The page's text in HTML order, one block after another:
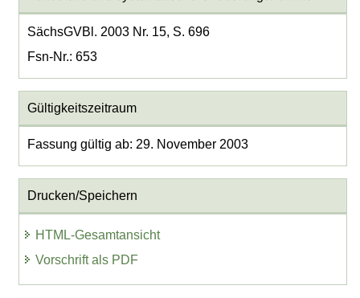
SächsGVBl. 2003 Nr. 15, S. 696
Fsn-Nr.: 653
Gültigkeitszeitraum
Fassung gültig ab: 29. November 2003
Drucken/Speichern
HTML-Gesamtansicht
Vorschrift als PDF